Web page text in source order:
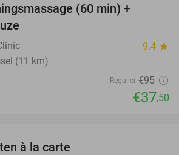
(60 min) +
9.4 star
(11 km)
Regulier €95
€37,50
à la carte